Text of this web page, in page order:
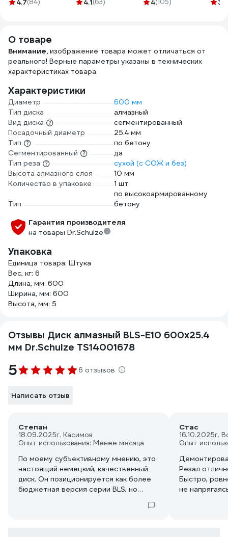
4.7(84) 4.1(63) 4(105)
3.8
О товаре
Внимание, изображение товара может отличаться от
реального! Верные параметры указаны в технических
характеристиках товара.
Характеристики
Диаметр
600 мм
Тип диска
алмазный
Вид диска
сегментированный
Посадочный диаметр
25.4 мм
Тип
по бетону
Сегментированный
да
Тип реза
сухой (с СОЖ и без)
Высота алмазного слоя
10 мм
Количество в упаковке
1 шт
Тип
по высокоармированному
бетону
Гарантия производителя
на товары Dr.Schulze
Упаковка
Единица товара: Штука
Вес, кг: 6
Длина, мм: 600
Ширина, мм: 600
Высота, мм: 5
Отзывы Диск алмазный BLS-E10 600x25.4
мм Dr.Schulze TS14001678
5 6 отзывов
Написать отзыв
Степан
18.09.2025г. Касимов
Опыт использования: Менее месяца
По моему субъективному мнению, это
настоящий немецкий, качественный
диск. Он позиционируется как более
бюджетная версия серии BLS, но
Стас
16.10.2025г.
Опыт
Резал
Быстро,
не